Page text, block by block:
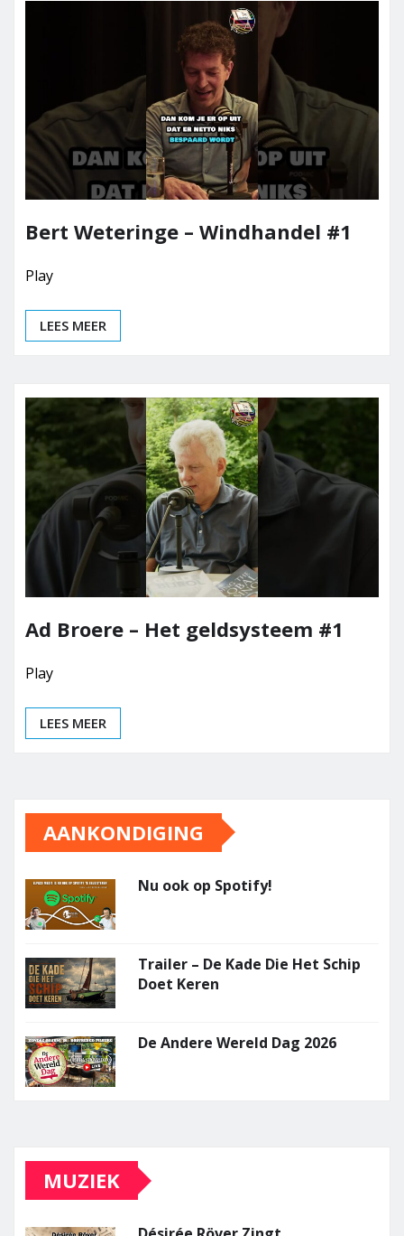
Bert Weteringe – Windhandel #1
Play
LEES MEER
Ad Broere – Het geldsysteem #1
Play
LEES MEER
AANKONDIGING
Nu ook op Spotify!
Trailer – De Kade Die Het Schip
Doet Keren
De Andere Wereld Dag 2026
MUZIEK